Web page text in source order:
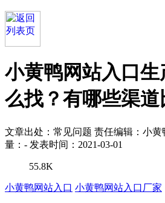
小黄鸭网站入口
么找？有哪些渠道
文章出处：常见问题 责任编辑：小黄
量： - 发表时间：2021-03-01
55.8K
小黄鸭网站入口 小黄鸭网站入口厂家